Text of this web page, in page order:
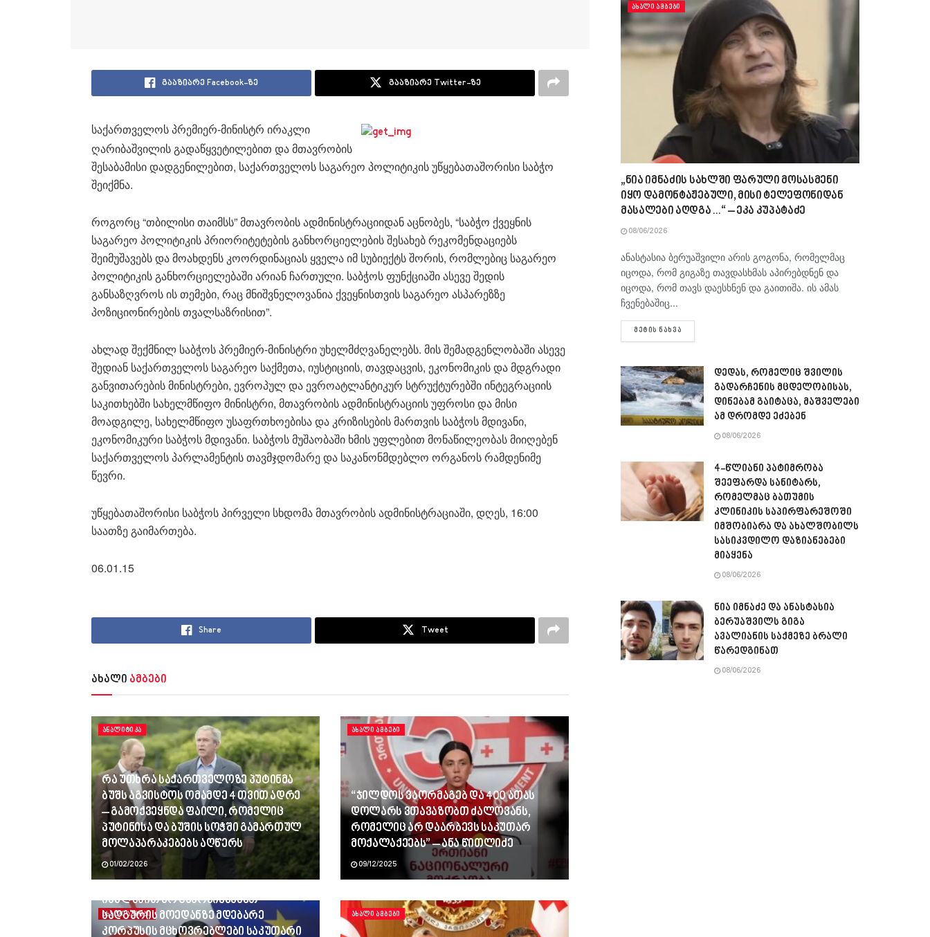
გააზიარე Facebook-ზე გააზიარე Twitter-ზე
საქართველოს პრემიერ-მინისტრ ირაკლი
ღარიბაშვილის გადაწყვეტილებით და მთავრობის
შესაბამისი დადგენილებით, საქართველოს საგარეო პოლიტიკის უწყებათაშორისი საბჭო
შეიქმნა.
როგორც “თბილისი თაიმსს” მთავრობის ადმინისტრაციიდან აცნობეს, “საბჭო ქვეყნის
საგარეო პოლიტიკის პრიორიტეტების განხორციელების შესახებ რეკომენდაციებს
შეიმუშავებს და მოახდენს კოორდინაციას ყველა იმ სუბიექტს შორის, რომლებიც საგარეო
პოლიტიკის განხორციელებაში არიან ჩართული. საბჭოს ფუნქციაში ასევე შედის
განსაზღვროს ის თემები, რაც მნიშვნელოვანია ქვეყნისთვის საგარეო ასპარეზზე
პოზიციონირების თვალსაზრისით”.
ახლად შექმნილ საბჭოს პრემიერ-მინისტრი უხელმძღვანელებს. მის შემადგენლობაში ასევე
შედიან საქართველოს საგარეო საქმეთა, იუსტიციის, თავდაცვის, ეკონომიკის და მდგრადი
განვითარების მინისტრები, ევროპულ და ევროატლანტიკურ სტრუქტურებში ინტეგრაციის
საკითხებში სახელმწიფო მინისტრი, მთავრობის ადმინისტრაციის უფროსი და მისი
მოადგილე, სახელმწიფო უსაფრთხოებისა და კრიზისების მართვის საბჭოს მდივანი,
ეკონომიკური საბჭოს მდივანი. საბჭოს მუშაობაში ხმის უფლებით მონაწილეობას მიიღებენ
საქართველოს პარლამენტის თავმჯდომარე და საკანონმდებლო ორგანოს რამდენიმე
წევრი.
უწყებათაშორისი საბჭოს პირველი სხდომა მთავრობის ადმინისტრაციაში, დღეს, 16:00
საათზე გაიმართება.
06.01.15
Share Tweet
ახალი ამბები
ᲐᲜᲐᲚᲘᲢᲘᲙᲐ
რა უთხრა საქართველოზე პუტინმა
ბუშს აგვისტოს ომამდე 4 თვით ადრე
– გამოქვეყნდა ფაილი, რომელიც
პუტინისა და ბუშის სოჭში გამართულ
მოლაპარაკებებს აღწერს
01/02/2026
ᲐᲮᲐᲚᲘ ᲐᲛᲑᲔᲑᲘ
“ჯილდოს ვაორმაგებ და 400 ათას
დოლარს ვთავაზობთ ძალოვანს,
რომელიც არ დაარბევს საკუთარ
მოქალაქეებს” – ანა წითლიძე
09/12/2025
ᲐᲮᲐᲚᲘ ᲐᲛᲑᲔᲑᲘ
იძულებით არ გამოვიყვანეთ
სადგურის მოედანზე მდებარე
კორპუსის მცხოვრებლები საკუთარი
ᲐᲮᲐᲚᲘ ᲐᲛᲑᲔᲑᲘ
ᲐᲮᲐᲚᲘ ᲐᲛᲑᲔᲑᲘ
„ნია იმნაძის სახლში ფარული მოსასმენი
იყო დამონტაჟებული, მისი ტელეფონიდან
მასალები აღდგა…“ – ეკა კუპატაძე
08/06/2026
ანასტასია ბერუაშვილი არის გოგონა, რომელმაც
იცოდა, რომ გიგაზე თავდასხმას აპირებდნენ და
იცოდა, რომ თავს დაესხნენ და გაითიშა. ის ამას
ჩვენებაშიც...
ᲛᲔᲢᲘᲡ ᲜᲐᲮᲕᲐ
დედას, რომელიც შვილის
გადარჩენის მცდელობისას,
დინებამ გაიტაცა, მაშველები
ამ დრომდე ეძებენ
08/06/2026
4-წლიანი პატიმრობა
შეეფარდა სანიტარს,
რომელმაც ბათუმის
კლინიკის საპირფარეშოში
იმშობიარა და ახალშობილს
სასიკვდილო დაზიანებები
მიაყენა
08/06/2026
ნია იმნაძე და ანასტასია
ბერუაშვილს გიგა
ავალიანის საქმეზე ბრალი
წარედგინათ
08/06/2026